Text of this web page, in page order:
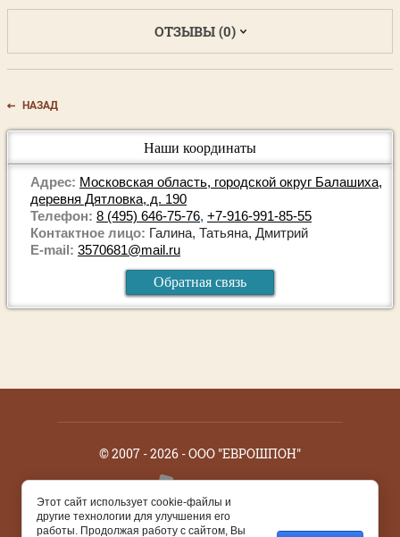
ОТЗЫВЫ (0)
НАЗАД
Наши координаты
Адрес: Московская область, городской округ Балашиха,
деревня Дятловка, д. 190
Телефон: 8 (495) 646-75-76, +7-916-991-85-55
Контактное лицо: Галина, Татьяна, Дмитрий
E-mail: 3570681@mail.ru
Обратная связь
© 2007 - 2026 - ООО "ЕВРОШПОН"
Этот сайт использует cookie-файлы и
другие технологии для улучшения его
работы. Продолжая работу с сайтом, Вы